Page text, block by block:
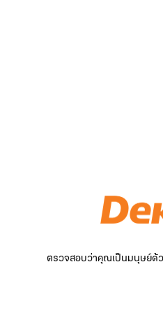
ตรวจสอบว่าคุณเป็นมนุษย์ด้ว